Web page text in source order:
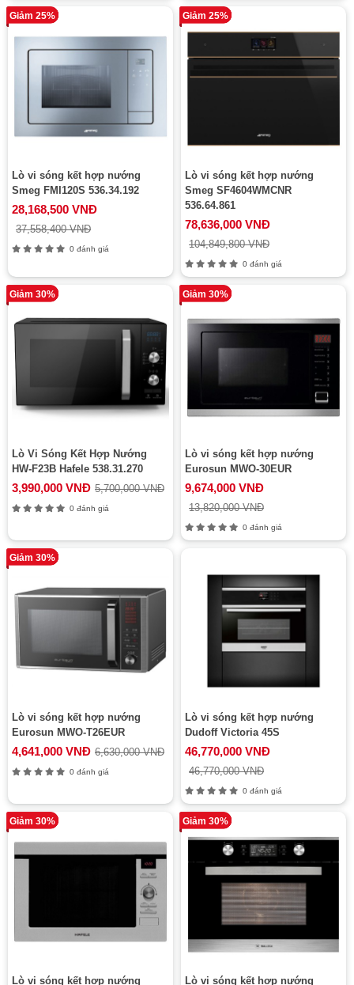
Giảm 25%
Lò vi sóng kết hợp nướng
Smeg FMI120S 536.34.192
28,168,500 VNĐ
37,558,400 VNĐ
0 đánh giá
Giảm 25%
Lò vi sóng kết hợp nướng
Smeg SF4604WMCNR
536.64.861
78,636,000 VNĐ
104,849,800 VNĐ
0 đánh giá
Giảm 30%
Lò Vi Sóng Kết Hợp Nướng
HW-F23B Hafele 538.31.270
3,990,000 VNĐ 5,700,000 VNĐ
0 đánh giá
Giảm 30%
Lò vi sóng kết hợp nướng
Eurosun MWO-30EUR
9,674,000 VNĐ
13,820,000 VNĐ
0 đánh giá
Giảm 30%
Lò vi sóng kết hợp nướng
Eurosun MWO-T26EUR
4,641,000 VNĐ 6,630,000 VNĐ
0 đánh giá
Lò vi sóng kết hợp nướng
Dudoff Victoria 45S
46,770,000 VNĐ
46,770,000 VNĐ
0 đánh giá
Giảm 30%
Lò vi sóng kết hợp nướng
Giảm 30%
Lò vi sóng kết hợp nướng